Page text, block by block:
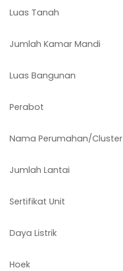
Luas Tanah
Jumlah Kamar Mandi
Luas Bangunan
Perabot
Nama Perumahan/Cluster
Jumlah Lantai
Sertifikat Unit
Daya Listrik
Hoek